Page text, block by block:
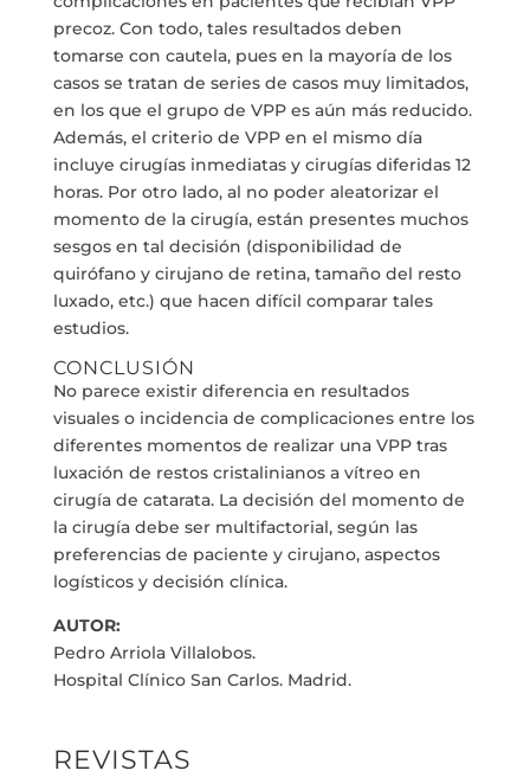
precoz. Con todo, tales resultados deben
tomarse con cautela, pues en la mayoría de los
casos se tratan de series de casos muy limitados,
en los que el grupo de VPP es aún más reducido.
Además, el criterio de VPP en el mismo día
incluye cirugías inmediatas y cirugías diferidas 12
horas. Por otro lado, al no poder aleatorizar el
momento de la cirugía, están presentes muchos
sesgos en tal decisión (disponibilidad de
quirófano y cirujano de retina, tamaño del resto
luxado, etc.) que hacen difícil comparar tales
estudios.
CONCLUSIÓN
No parece existir diferencia en resultados
visuales o incidencia de complicaciones entre los
diferentes momentos de realizar una VPP tras
luxación de restos cristalinianos a vítreo en
cirugía de catarata. La decisión del momento de
la cirugía debe ser multifactorial, según las
preferencias de paciente y cirujano, aspectos
logísticos y decisión clínica.
AUTOR:
Pedro Arriola Villalobos.
Hospital Clínico San Carlos. Madrid.
REVISTAS